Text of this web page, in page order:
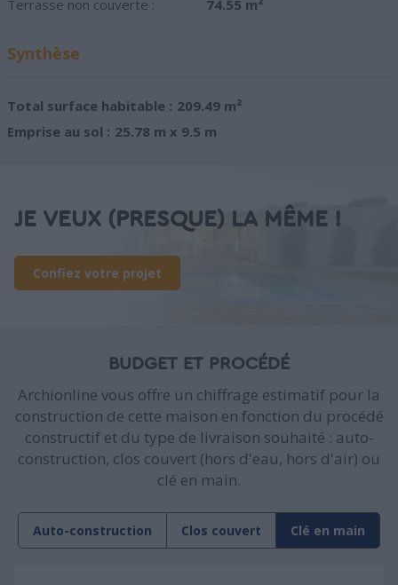
Terrasse non couverte :
74.55 m²
Synthèse
Total surface habitable : 209.49 m²
Emprise au sol : 25.78 m x 9.5 m
JE VEUX (PRESQUE) LA MÊME !
Confiez votre projet
BUDGET ET PROCÉDÉ
Archionline vous offre un chiffrage estimatif pour la
construction de cette maison en fonction du procédé
constructif et du type de livraison souhaité : auto-
construction, clos couvert (hors d'eau, hors d'air) ou
clé en main.
Auto-construction Clos couvert Clé en main